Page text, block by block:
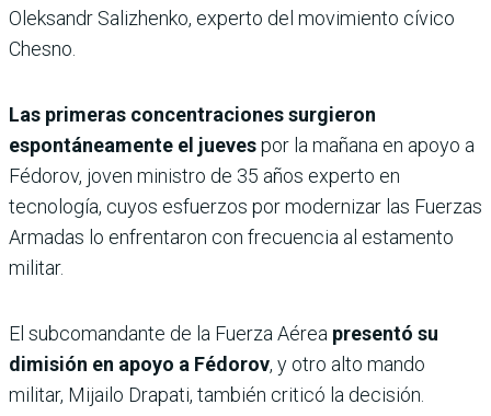
Oleksandr Salizhenko, experto del movimiento cívico
Chesno.
Las primeras concentraciones surgieron
espontáneamente el juevespor la mañana en apoyo a
Fédorov, joven ministro de 35 años experto en
tecnología, cuyos esfuerzos por modernizar las Fuerzas
Armadas lo enfrentaron con frecuencia al estamento
militar.
El subcomandante de la Fuerza Aérea presentó su
dimisión en apoyo a Fédorov, y otro alto mando
militar, Mijailo Drapati, también criticó la decisión.